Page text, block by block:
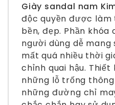
Giày sandal nam
độc quyền được làm
bền, đẹp. Phần khóa
người dùng dễ mang
mất quá nhiều thời
chỉnh quai hậu. Thiết
những lỗ trống
những đường chỉ